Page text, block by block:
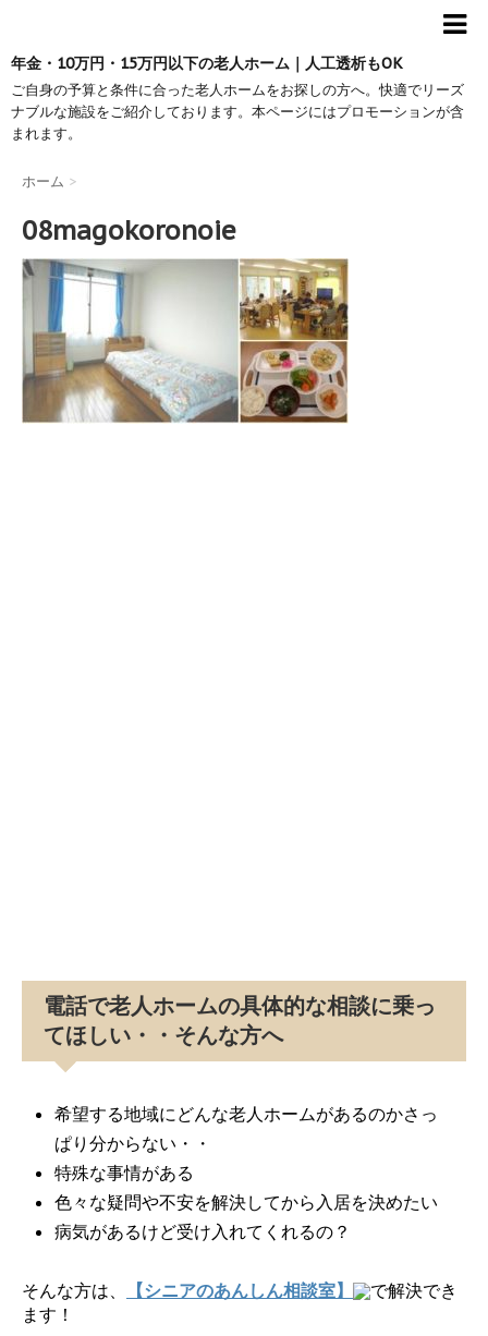
年金・10万円・15万円以下の老人ホーム｜人工透析もOK
ご自身の予算と条件に合った老人ホームをお探しの方へ。快適でリーズ
ナブルな施設をご紹介しております。本ページにはプロモーションが含
まれます。
ホーム >
08magokoronoie
電話で老人ホームの具体的な相談に乗っ
てほしい・・そんな方へ
希望する地域にどんな老人ホームがあるのかさっ
ぱり分からない・・
特殊な事情がある
色々な疑問や不安を解決してから入居を決めたい
病気があるけど受け入れてくれるの？
そんな方は、 【シニアのあんしん相談室】
で解決でき
ます！